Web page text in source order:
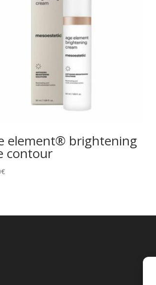
element® brightening
contour
€